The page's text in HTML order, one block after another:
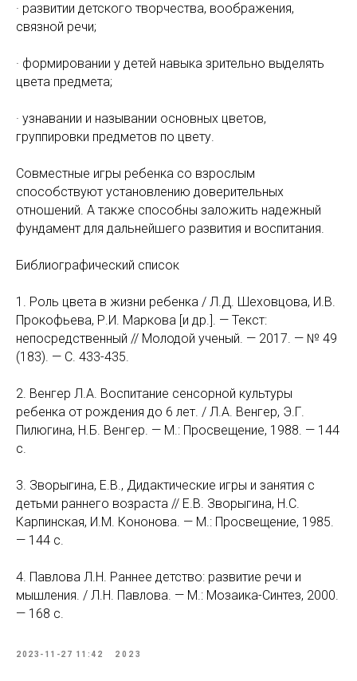
· развитии детского творчества, воображения,
связной речи;
· формировании у детей навыка зрительно выделять
цвета предмета;
· узнавании и назывании основных цветов,
группировки предметов по цвету.
Совместные игры ребенка со взрослым
способствуют установлению доверительных
отношений. А также способны заложить надежный
фундамент для дальнейшего развития и воспитания.
Библиографический список
1. Роль цвета в жизни ребенка / Л.Д. Шеховцова, И.В.
Прокофьева, Р.И. Маркова [и др.]. — Текст:
непосредственный // Молодой ученый. — 2017. — № 49
(183). — С. 433-435.
2. Венгер Л.А. Воспитание сенсорной культуры
ребенка от рождения до 6 лет. / Л.А. Венгер, Э.Г.
Пилюгина, Н.Б. Венгер. — М.: Просвещение, 1988. — 144
с.
3. Зворыгина, Е.В., Дидактические игры и занятия с
детьми раннего возраста // Е.В. Зворыгина, Н.С.
Карпинская, И.М. Кононова. — М.: Просвещение, 1985.
— 144 с.
4. Павлова Л.Н. Раннее детство: развитие речи и
мышления. / Л.Н. Павлова. — М.: Мозаика-Синтез, 2000.
— 168 с.
2023-11-27 11:42 2023